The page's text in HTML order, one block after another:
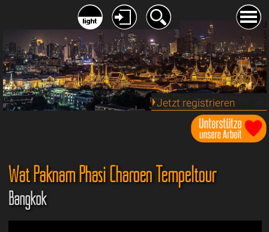
Jetzt registrieren
Wat Paknam Phasi Charoen Tempeltour
Bangkok